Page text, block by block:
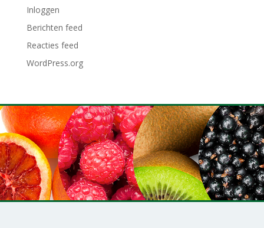
Inloggen
Berichten feed
Reacties feed
WordPress.org